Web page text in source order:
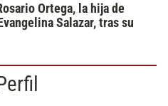
Ortega, la hija de
Salazar, tras su